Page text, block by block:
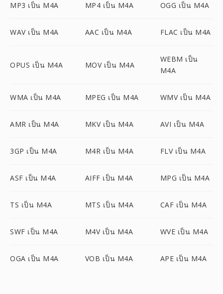
MP3 เป็น M4A MP4 เป็น M4A OGG เป็น M4A
WAV เป็น M4A AAC เป็น M4A FLAC เป็น M4A
OPUS เป็น M4A MOV เป็น M4A
WEBM เป็น
M4A
WMA เป็น M4A MPEG เป็น M4A WMV เป็น M4A
AMR เป็น M4A MKV เป็น M4A AVI เป็น M4A
3GP เป็น M4A M4R เป็น M4A FLV เป็น M4A
ASF เป็น M4A AIFF เป็น M4A MPG เป็น M4A
TS เป็น M4A MTS เป็น M4A CAF เป็น M4A
SWF เป็น M4A M4V เป็น M4A WVE เป็น M4A
OGA เป็น M4A VOB เป็น M4A APE เป็น M4A